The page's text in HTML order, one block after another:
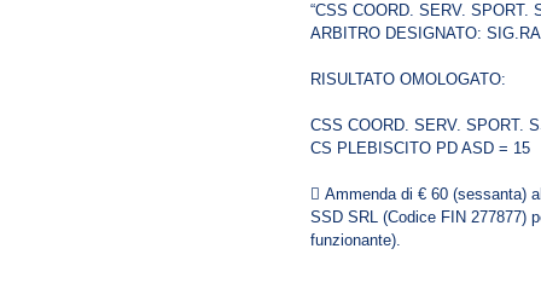
“CSS COORD. SERV. SPORT.
ARBITRO DESIGNATO:
RISULTATO OMOLOGATO:
CSS COORD. SERV. SPORT.
CS PLEBISCITO PD ASD = 15
 Ammenda di € 60 (sessanta)
SSD SRL (Codice FIN 277877)
funzionante).